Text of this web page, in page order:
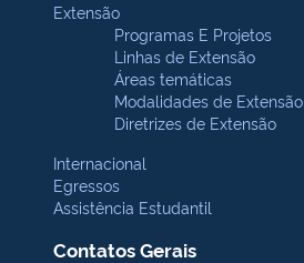
Extensão
Programas E Projetos
Linhas de Extensão
Áreas temáticas
Modalidades de Extensão
Diretrizes de Extensão
Internacional
Egressos
Assistência Estudantil
Contatos Gerais